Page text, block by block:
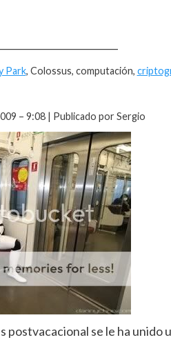
Park, Colossus, computación,
– 9:08 | Publicado por Sergio
postvacacional se le ha